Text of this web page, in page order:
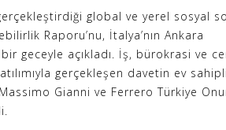
global ve yerel sosyal
Raporu’nu, İtalya’nın Ankara
geceyle açıkladı. İş, bürokrasi ve
gerçekleşen davetin ev
Gianni ve Ferrero Türkiye